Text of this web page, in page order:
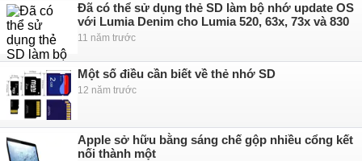
Đã có thể sử dụng thẻ SD làm bộ nhớ update OS
với Lumia Denim cho Lumia 520, 63x, 73x và 830
11 năm trước
Một số điều cần biết về thẻ nhớ SD
12 năm trước
Apple sở hữu bằng sáng chế gộp nhiều cổng kết
nối thành một